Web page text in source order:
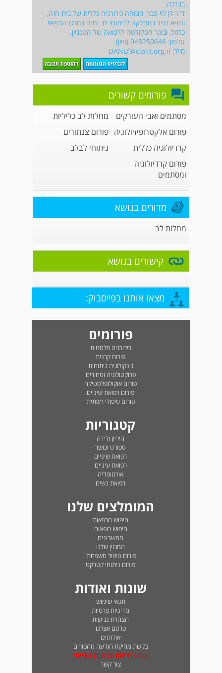
בברכה,
ד"ר דן לוי פבר, מומחה כירורגיה כללית של בית חזה,
ורופא בכיר במחלקה לניתוחי לב וחזה במרכז הרפואי
כרמל, ובוגר הפקולטה לרפואה של הטכניון.
טלפון: 048250646 (סיון)
מייל: DANLf@clalit.org.il
פורומים קשורים
מסתמים ואבי העורקים
מחלות לב כליליות
פורום אלקטרופיזיולוגיה פורום צנתורים
קרדיולוגיה כללית
ניתוחי לבלב
פורום קרדיולוגיה
ומסתמים
מדורים בנושא
מחלות לב
קישורים בנושא
מצאו אותנו בפייסבוק:
פורומים
כירורגיה פלסטית
פורום קרנית
גינקולוגיה ניתוחית
פרוקטולוגיה וטחורים
פורום אוקולופלסטיקה
פורום רפואת שיניים
פורום טיפולי רשתית
קטגוריות
היריון ולידה
ספורט וכושר
רפואת שיניים
רפואת עיניים
אורטופדיה
רפואת נשים
המומלצים שלנו
חיפוש מרפאות
חיפוש רופאים
מחשבונים
המגזין שלנו
פורום טיפול משפחתי
פורום ניתוחי קטרקט
שונות ואודות
תנאי שימוש
מדיניות פרטיות
הצהרת נגישות
פרסם אצלנו
אודותינו
בקשת מחיקת הודעה מהפורום
טופס לדיווח על תוכן בעייתי
צור קשר